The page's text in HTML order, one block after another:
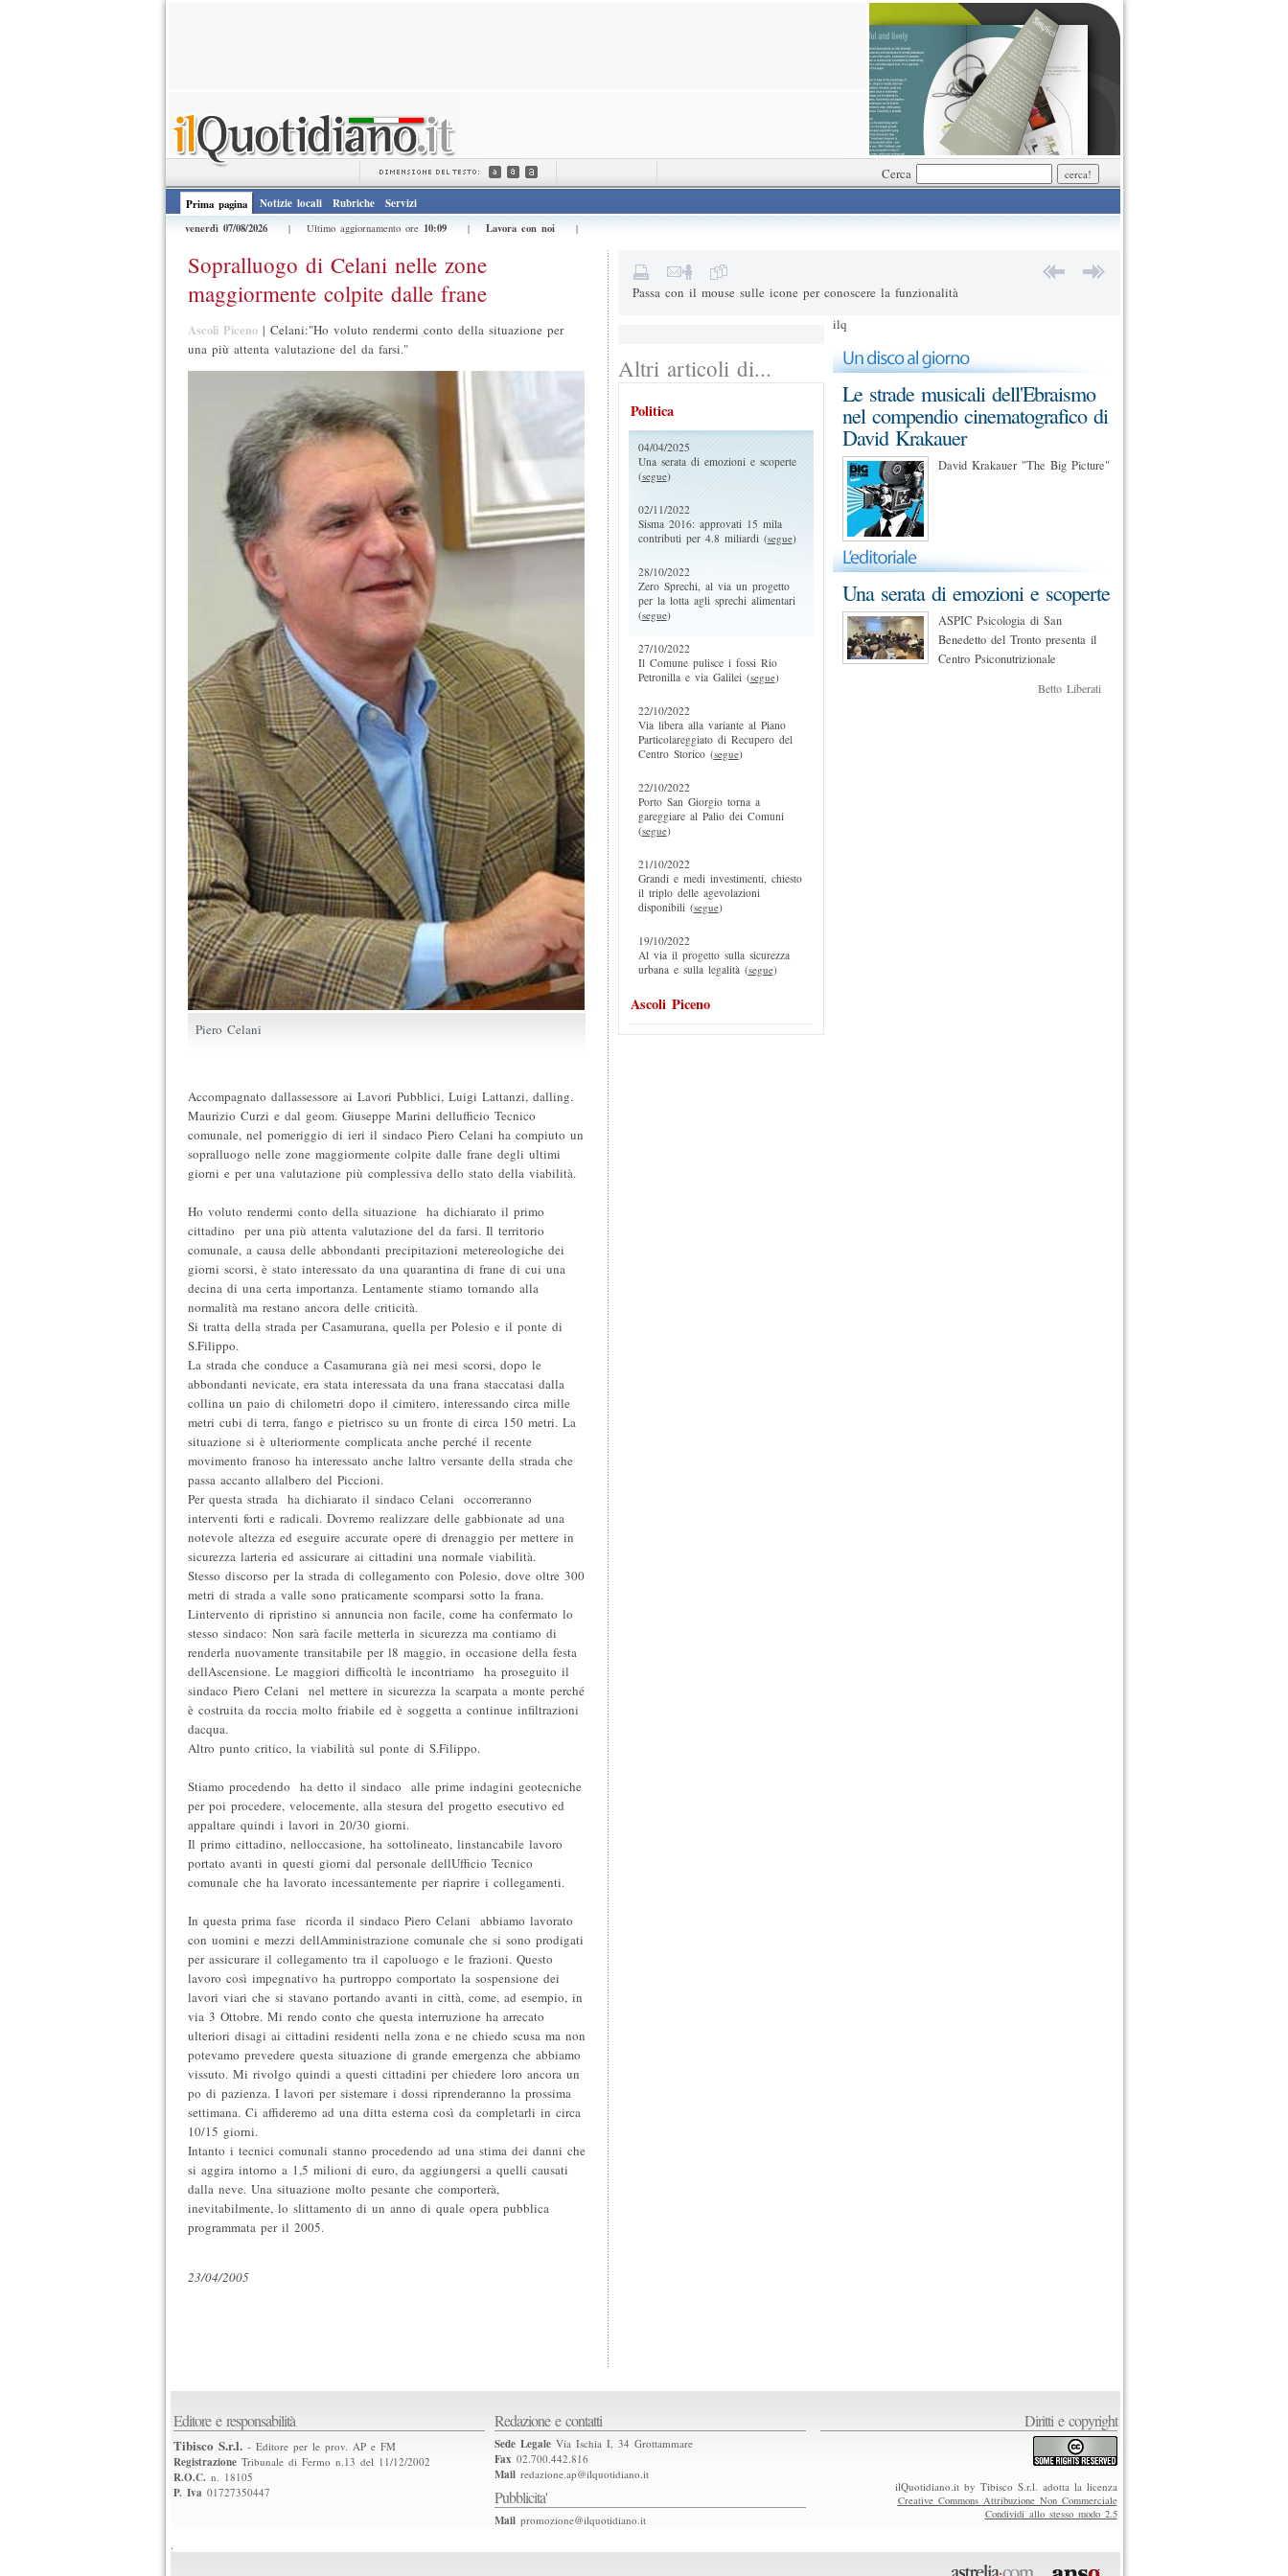
Cerca
Prima pagina Notizie locali Rubriche
Servizi
venerdì 07/08/2026
| Ultimo aggiornamento ore 10:09| Lavora con noi|
Sopralluogo di Celani nelle zone
maggiormente colpite dalle frane
Ascoli Piceno| Celani:"Ho voluto rendermi conto della situazione per
una più attenta valutazione del da farsi."
Piero Celani
Accompagnato dallassessore ai Lavori Pubblici, Luigi Lattanzi, dalling.
Maurizio Curzi e dal geom. Giuseppe Marini dellufficio Tecnico
comunale, nel pomeriggio di ieri il sindaco Piero Celani ha compiuto un
sopralluogo nelle zone maggiormente colpite dalle frane degli ultimi
giorni e per una valutazione più complessiva dello stato della viabilità.
Ho voluto rendermi conto della situazione  ha dichiarato il primo
cittadino  per una più attenta valutazione del da farsi. Il territorio
comunale, a causa delle abbondanti precipitazioni metereologiche dei
giorni scorsi, è stato interessato da una quarantina di frane di cui una
decina di una certa importanza. Lentamente stiamo tornando alla
normalità ma restano ancora delle criticità.
Si tratta della strada per Casamurana, quella per Polesio e il ponte di
S.Filippo.
La strada che conduce a Casamurana già nei mesi scorsi, dopo le
abbondanti nevicate, era stata interessata da una frana staccatasi dalla
collina un paio di chilometri dopo il cimitero, interessando circa mille
metri cubi di terra, fango e pietrisco su un fronte di circa 150 metri. La
situazione si è ulteriormente complicata anche perché il recente
movimento franoso ha interessato anche laltro versante della strada che
passa accanto allalbero del Piccioni.
Per questa strada  ha dichiarato il sindaco Celani  occorreranno
interventi forti e radicali. Dovremo realizzare delle gabbionate ad una
notevole altezza ed eseguire accurate opere di drenaggio per mettere in
sicurezza larteria ed assicurare ai cittadini una normale viabilità.
Stesso discorso per la strada di collegamento con Polesio, dove oltre 300
metri di strada a valle sono praticamente scomparsi sotto la frana.
Lintervento di ripristino si annuncia non facile, come ha confermato lo
stesso sindaco: Non sarà facile metterla in sicurezza ma contiamo di
renderla nuovamente transitabile per l8 maggio, in occasione della festa
dellAscensione. Le maggiori difficoltà le incontriamo  ha proseguito il
sindaco Piero Celani  nel mettere in sicurezza la scarpata a monte perché
è costruita da roccia molto friabile ed è soggetta a continue infiltrazioni
dacqua.
Altro punto critico, la viabilità sul ponte di S.Filippo.
Stiamo procedendo  ha detto il sindaco  alle prime indagini geotecniche
per poi procedere, velocemente, alla stesura del progetto esecutivo ed
appaltare quindi i lavori in 20/30 giorni.
Il primo cittadino, nelloccasione, ha sottolineato, linstancabile lavoro
portato avanti in questi giorni dal personale dellUfficio Tecnico
comunale che ha lavorato incessantemente per riaprire i collegamenti.
In questa prima fase  ricorda il sindaco Piero Celani  abbiamo lavorato
con uomini e mezzi dellAmministrazione comunale che si sono prodigati
per assicurare il collegamento tra il capoluogo e le frazioni. Questo
lavoro così impegnativo ha purtroppo comportato la sospensione dei
lavori viari che si stavano portando avanti in città, come, ad esempio, in
via 3 Ottobre. Mi rendo conto che questa interruzione ha arrecato
ulteriori disagi ai cittadini residenti nella zona e ne chiedo scusa ma non
potevamo prevedere questa situazione di grande emergenza che abbiamo
vissuto. Mi rivolgo quindi a questi cittadini per chiedere loro ancora un
po di pazienza. I lavori per sistemare i dossi riprenderanno la prossima
settimana. Ci affideremo ad una ditta esterna così da completarli in circa
10/15 giorni.
Intanto i tecnici comunali stanno procedendo ad una stima dei danni che
si aggira intorno a 1,5 milioni di euro, da aggiungersi a quelli causati
dalla neve. Una situazione molto pesante che comporterà,
inevitabilmente, lo slittamento di un anno di quale opera pubblica
programmata per il 2005.
23/04/2005
Passa con il mouse sulle icone per conoscere la funzionalità
Il tuo nome *
Messaggio
Altri articoli di...
Politica
04/04/2025
Una serata di emozioni e scoperte
(segue)
02/11/2022
Sisma 2016: approvati 15 mila
contributi per 4.8 miliardi (segue)
28/10/2022
Zero Sprechi, al via un progetto
per la lotta agli sprechi alimentari
(segue)
27/10/2022
Il Comune pulisce i fossi Rio
Petronilla e via Galilei (segue)
22/10/2022
Via libera alla variante al Piano
Particolareggiato di Recupero del
Centro Storico (segue)
22/10/2022
Porto San Giorgio torna a
gareggiare al Palio dei Comuni
(segue)
21/10/2022
Grandi e medi investimenti, chiesto
il triplo delle agevolazioni
disponibili (segue)
19/10/2022
Al via il progetto sulla sicurezza
urbana e sulla legalità (segue)
Ascoli Piceno
ilq
Le strade musicali dell'Ebraismo
nel compendio cinematografico di
David Krakauer
David Krakauer "The Big Picture"
Una serata di emozioni e scoperte
ASPIC Psicologia di San
Benedetto del Tronto presenta il
Centro Psiconutrizionale
Betto Liberati
Editore e responsabilità
Tibisco S.r.l.- Editore per le prov. AP e FM
RegistrazioneTribunale di Fermo n.13 del 11/12/2002
R.O.C. n. 18105
P. Iva 01727350447
Redazione e contatti
Sede LegaleVia Ischia I, 34 Grottammare
Fax 02.700.442.816
Mailredazione.ap@ilquotidiano.it
Pubblicita'
Mailpromozione@ilquotidiano.it
Diritti e copyright
ilQuotidiano.it by Tibisco S.r.l. adotta la licenza
Creative Commons Attribuzione Non Commerciale
Condividi allo stesso modo 2.5
.